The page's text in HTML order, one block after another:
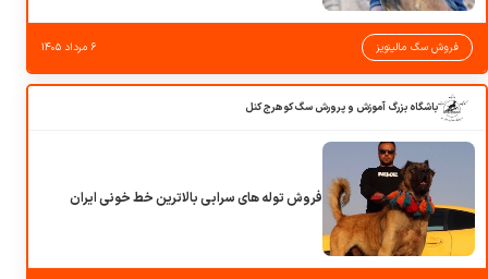
فروش سگ مالینویز ۶ مرداد ۱۴۰۵
باشگاه بزرگ آموزش و پرورش سگ کوهرج کنل
فروش توله های سرابی بالاترین خط خونی ایران